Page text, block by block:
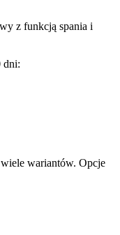
z funkcją spania i
dni:
wariantów. Opcje